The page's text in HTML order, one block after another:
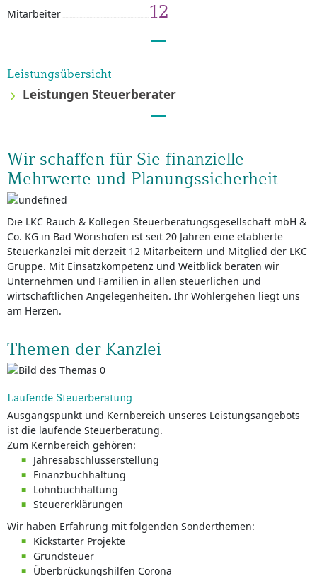
Mitarbeiter 12
Leistungsübersicht
Leistungen Steuerberater
Wir schaffen für Sie finanzielle
Mehrwerte und Planungssicherheit
Die LKC Rauch & Kollegen Steuerberatungsgesellschaft mbH &
Co. KG in Bad Wörishofen ist seit 20 Jahren eine etablierte
Steuerkanzlei mit derzeit 12 Mitarbeitern und Mitglied der LKC
Gruppe. Mit Einsatzkompetenz und Weitblick beraten wir
Unternehmen und Familien in allen steuerlichen und
wirtschaftlichen Angelegenheiten. Ihr Wohlergehen liegt uns
am Herzen.
Themen der Kanzlei
Laufende Steuerberatung
Ausgangspunkt und Kernbereich unseres Leistungsangebots
ist die laufende Steuerberatung.
Zum Kernbereich gehören:
Jahresabschlusserstellung
Finanzbuchhaltung
Lohnbuchhaltung
Steuererklärungen
Wir haben Erfahrung mit folgenden Sonderthemen:
Kickstarter Projekte
Grundsteuer
Überbrückungshilfen Corona